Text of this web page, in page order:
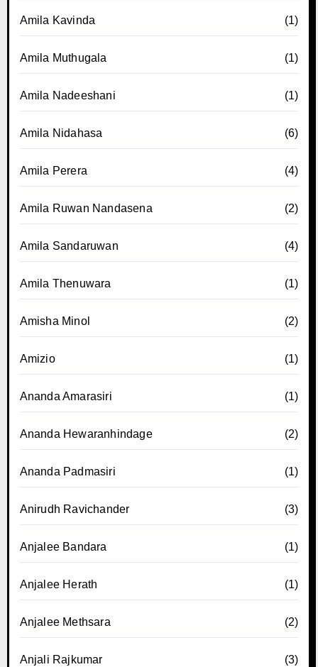
Amila Kavinda (1)
Amila Muthugala (1)
Amila Nadeeshani (1)
Amila Nidahasa (6)
Amila Perera (4)
Amila Ruwan Nandasena (2)
Amila Sandaruwan (4)
Amila Thenuwara (1)
Amisha Minol (2)
Amizio (1)
Ananda Amarasiri (1)
Ananda Hewaranhindage (2)
Ananda Padmasiri (1)
Anirudh Ravichander (3)
Anjalee Bandara (1)
Anjalee Herath (1)
Anjalee Methsara (2)
Anjali Rajkumar (3)